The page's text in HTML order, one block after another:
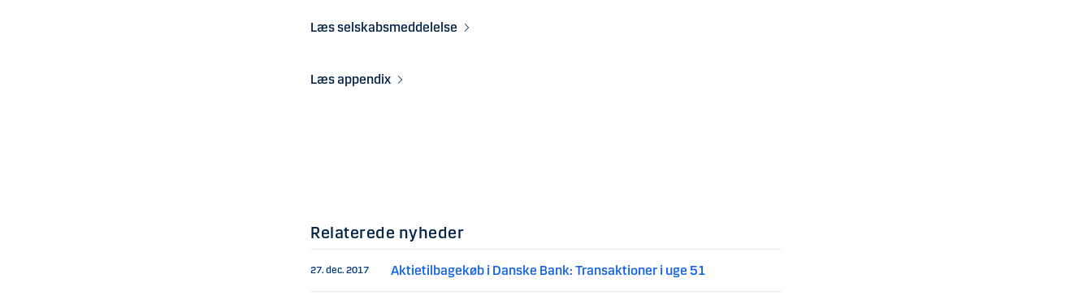
Læs selskabsmeddelelse
Læs appendix
Relaterede nyheder
27. dec. 2017 Aktietilbagekøb i Danske Bank: Transaktioner i uge 51